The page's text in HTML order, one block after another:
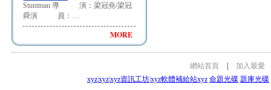
Stuntman 導 演：梁冠堯/梁冠
舜演 員：…
MORE
網站首頁
加入最愛
xyzxyzxyz資訊工坊xyz軟體補給站xyz 命題光碟 題庫光碟